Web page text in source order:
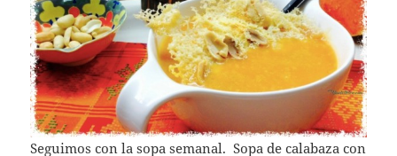
Seguimos con la sopa semanal. Sopa de calabaza con